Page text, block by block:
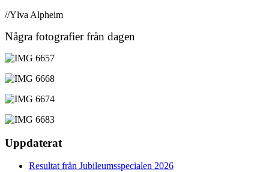
//Ylva Alpheim
Några fotografier från dagen
Uppdaterat
Resultat från Jubileumsspecialen 2026